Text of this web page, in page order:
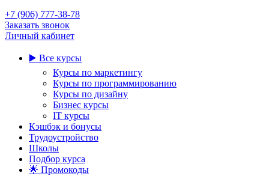
+7 (906) 777-38-78
Заказать звонок
Личный кабинет
▶️ Все курсы
Курсы по маркетингу
Курсы по программированию
Курсы по дизайну
Бизнес курсы
IT курсы
Кэшбэк и бонусы
Трудоустройство
Школы
Подбор курса
🌟 Промокоды